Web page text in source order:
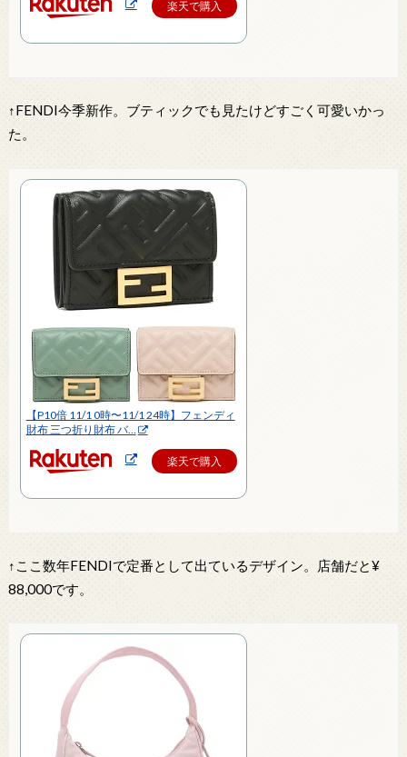
楽天で購入
↑FENDI今季新作。ブティックでも見たけどすごく可愛いかっ
た。
【P10倍 11/1 0時〜11/1 24時】フェンディ
財布 三つ折り財布 バ…
楽天で購入
↑ここ数年FENDIで定番として出ているデザイン。店舗だと¥
88,000です。